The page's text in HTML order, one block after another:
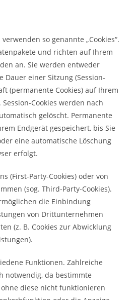
so genannte „Cookies“.
und richten auf Ihrem
an. Sie werden entweder
einer Sitzung (Session-
(permanente Cookies) auf Ihrem
Cookies werden nach
gelöscht. Permanente
Endgerät gespeichert, bis Sie
eine automatische Löschung
erfolgt.
(First-Party-Cookies) oder von
(sog. Third-Party-Cookies).
die Einbindung
von Drittunternehmen
(z. B. Cookies zur Abwicklung
Funktionen. Zahlreiche
notwendig, da bestimmte
diese nicht funktionieren